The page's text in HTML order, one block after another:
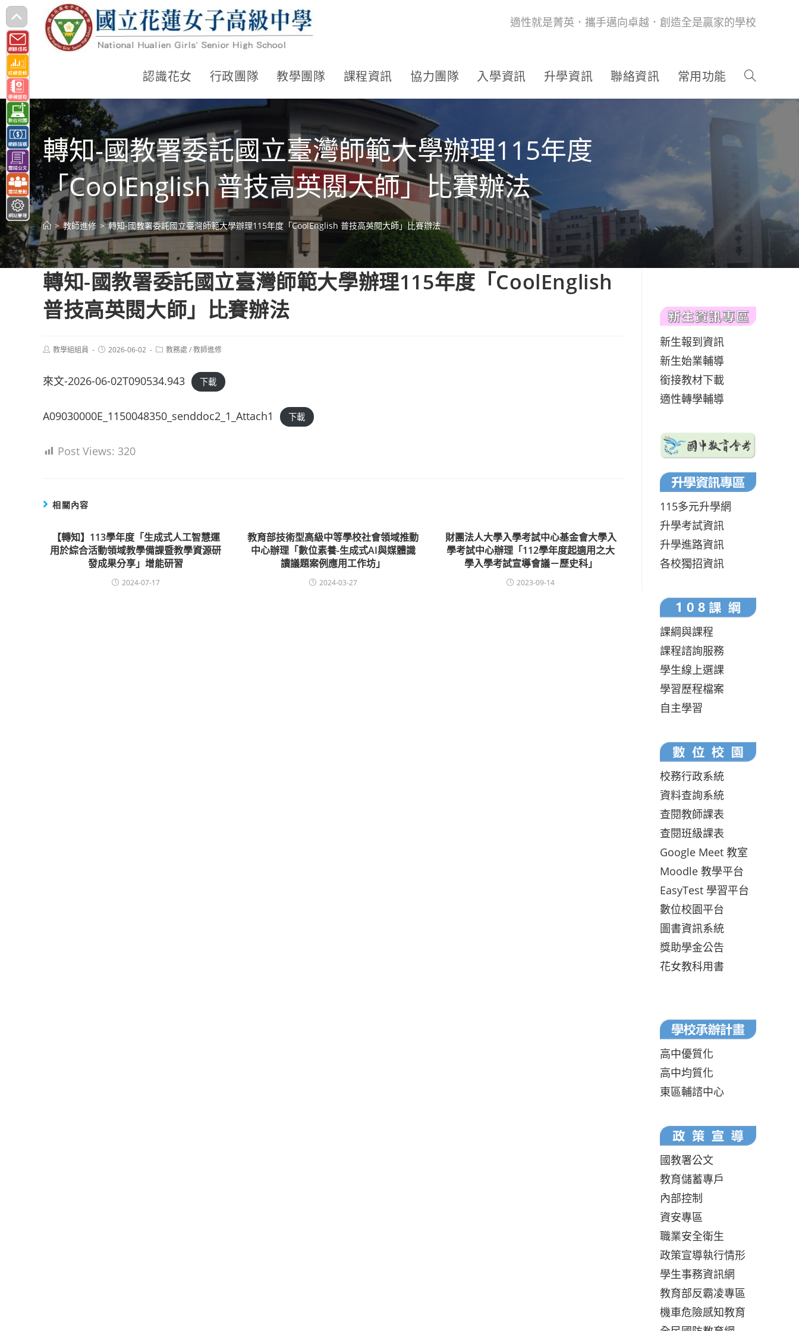
跳
轉
至
主
要
內
容
適性就是菁英．攜手邁向卓越．創造全是贏家的學校
認識花女 行政團隊 教學團隊 課程資訊 協力團隊 入學資訊 升學資訊 聯絡資訊 常用功能
轉知-國教署委託國立臺灣師範大學辦理115年度
「CoolEnglish 普技高英閱大師」比賽辦法
> 教師進修 > 轉知-國教署委託國立臺灣師範大學辦理115年度「CoolEnglish 普技高英閱大師」比賽辦法
轉知-國教署委託國立臺灣師範大學辦理115年度「CoolEnglish
普技高英閱大師」比賽辦法
Post教學組組員
Post2026-06-02
Post教務處 /教師進修
來文-2026-06-02T090534.943 下載
A09030000E_1150048350_senddoc2_1_Attach1 下載
Post Views: 320
相關內容
【轉知】113學年度「生成式人工智慧運
用於綜合活動領域教學備課暨教學資源研
發成果分享」增能研習
2024-07-17
教育部技術型高級中等學校社會領域推動
中心辦理「數位素養-生成式AI與媒體識
讀議題案例應用工作坊」
2024-03-27
財團法人大學入學考試中心基金會大學入
學考試中心辦理「112學年度起適用之大
學入學考試宣導會議－歷史科」
2023-09-14
新生報到資訊
新生始業輔導
銜接教材下載
適性轉學輔導
115多元升學網
升學考試資訊
升學進路資訊
各校獨招資訊
課綱與課程
課程諮詢服務
學生線上選課
學習歷程檔案
自主學習
校務行政系統
資料查詢系統
查閱教師課表
查閱班級課表
Google Meet 教室
Moodle 教學平台
EasyTest 學習平台
數位校園平台
圖書資訊系統
獎助學金公告
花女教科用書
高中優質化
高中均質化
東區輔諮中心
國教署公文
教育儲蓄專戶
內部控制
資安專區
職業安全衛生
政策宣導執行情形
學生事務資訊網
教育部反霸凌專區
機車危險感知教育